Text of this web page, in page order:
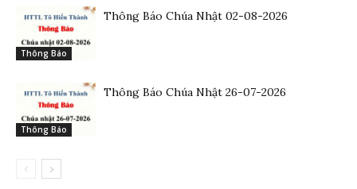
Thông Báo
Thông Báo Chúa Nhật 02-08-2026
Thông Báo
Thông Báo Chúa Nhật 26-07-2026